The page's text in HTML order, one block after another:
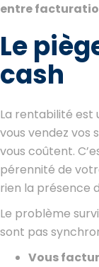
entre
Le
cash
La rentabilité est
vous vendez vos
vous coûtent.
pérennité de
rien la présence
Le problème
sont pas
Vous